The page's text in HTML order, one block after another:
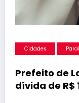
Cidades
Prefeito de
dívida de R$